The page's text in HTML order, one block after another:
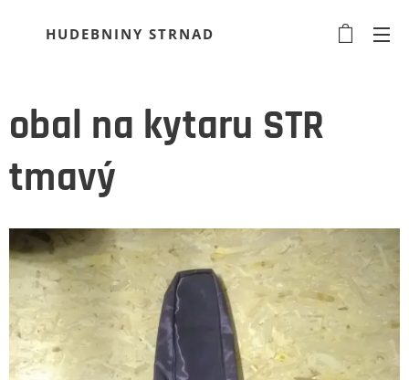
HUDEBNINY STRNAD
obal na kytaru STR
tmavý